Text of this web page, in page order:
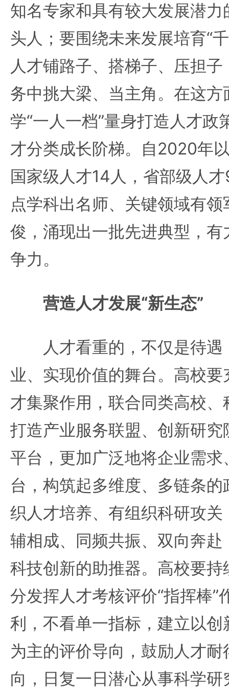
知名专家和具有较大发展潜
头人；要围绕未来发展培育“
人才铺路子、搭梯子、压担
务中挑大梁、当主角。在这
学“一人一档”量身打造人才政
才分类成长阶梯。自2020年
国家级人才14人，省部级人
点学科出名师、关键领域有
俊，涌现出一批先进典型，
争力。
营造人才发展“新生态”
人才看重的，不仅是待遇
业、实现价值的舞台。高校
才集聚作用，联合同类高校
打造产业服务联盟、创新研
平台，更加广泛地将企业需
台，构筑起多维度、多链条
织人才培养、有组织科研攻
辅相成、同频共振、双向奔
科技创新的助推器。高校要
分发挥人才考核评价“指挥棒”
利，不看单一指标，建立以
为主的评价导向，鼓励人才
向，日复一日潜心从事科学